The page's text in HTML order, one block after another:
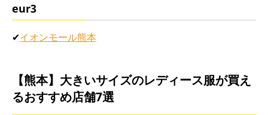
eur3
✔イオンモール熊本
【熊本】大きいサイズのレディース服が買え
るおすすめ店舗7選